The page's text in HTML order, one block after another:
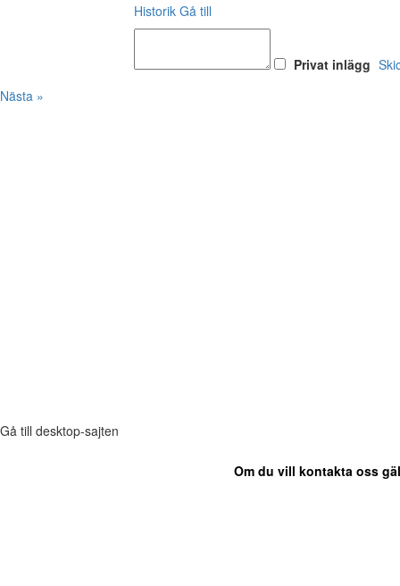
Historik Gå till
Privat inlägg
Nästa »
Gå till desktop-sajten
Om du vill kontakta oss